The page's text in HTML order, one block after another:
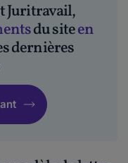
Juritravail,
du siteen
dernières